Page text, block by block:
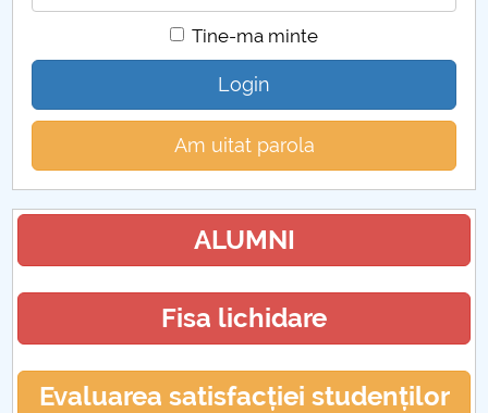
Tine-ma minte
Login
Am uitat parola
ALUMNI
Fisa lichidare
Evaluarea satisfacției studenților